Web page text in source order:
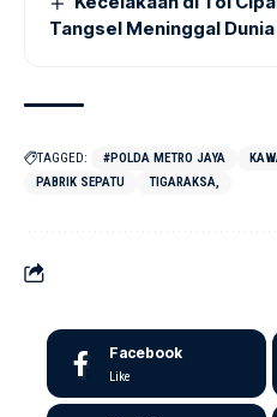
Tangsel Meninggal Dunia
TAGGED: #POLDA METRO JAYA
PABRIK SEPATU
TIGARAKSA,
Facebook
Like